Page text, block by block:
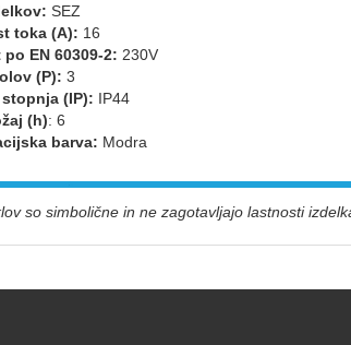
SEZ
toka (A): 16
EN 60309-2: 230V
(P): 3
(IP): IP44
(h): 6
barva: Modra
so simbolične in ne zagotavljajo lastnosti